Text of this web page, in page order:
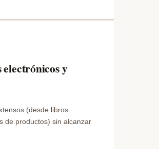
y
(desde libros
de productos) sin alcanzar